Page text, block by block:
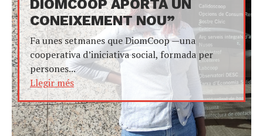
DIOMCOOP APORTA UN
CONEIXEMENT NOU”
Fa unes setmanes que DiomCoop —una
cooperativa d’iniciativa social, formada per
persones...
Llegir més